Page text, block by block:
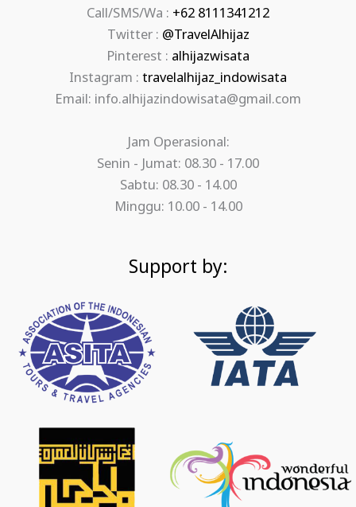
Call/SMS/Wa : +62 8111341212
Twitter : @TravelAlhijaz
Pinterest : alhijazwisata
Instagram : travelalhijaz_indowisata
Email: info.alhijazindowisata@gmail.com
Jam Operasional:
Senin - Jumat: 08.30 - 17.00
Sabtu: 08.30 - 14.00
Minggu: 10.00 - 14.00
Support by: